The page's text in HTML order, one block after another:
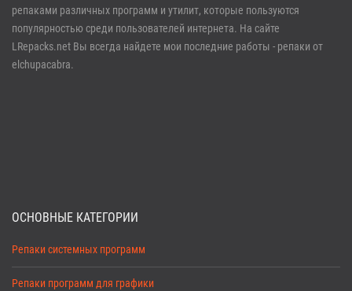
Регистрация
Забыли пароль?
репаками различных программ и утилит, которые пользуются
популярностью среди пользователей интернета. На сайте
LRepacks.net Вы всегда найдете мои последние работы - репаки от
elchupacabra.
ОСНОВНЫЕ КАТЕГОРИИ
Репаки системных программ
Репаки программ для графики